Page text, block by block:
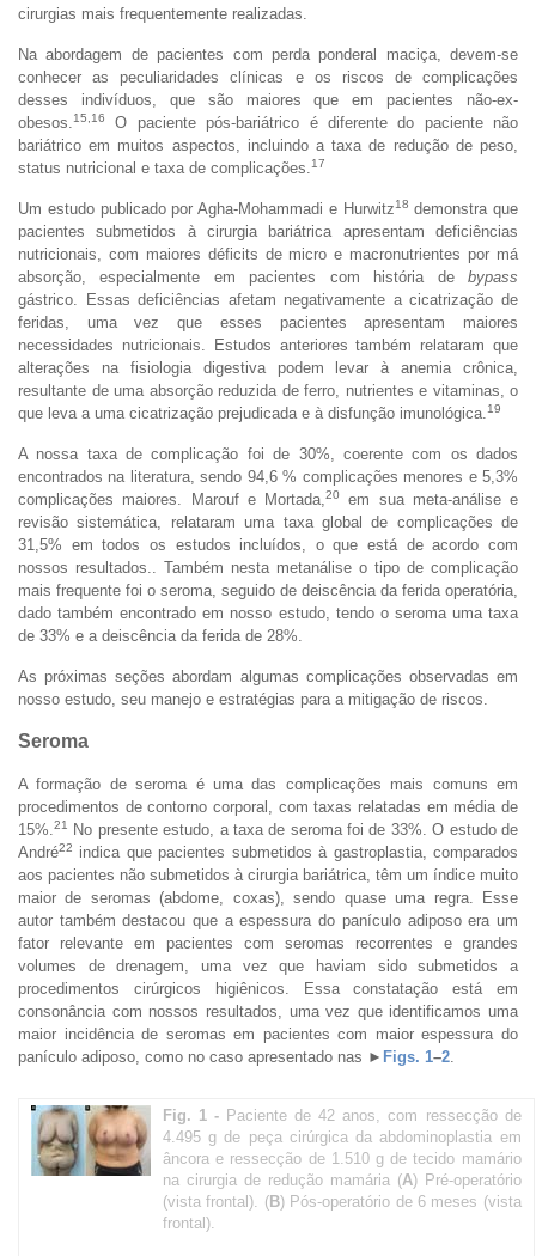
cirurgias mais frequentemente realizadas.
Na abordagem de pacientes com perda ponderal maciça, devem-se
conhecer as peculiaridades clínicas e os riscos de complicações
desses indivíduos, que são maiores que em pacientes não-ex-
obesos. 15,16
O paciente pós-bariátrico é diferente do paciente não
bariátrico em muitos aspectos, incluindo a taxa de redução de peso,
status nutricional e taxa de complicações. 17
Um estudo publicado por Agha-Mohammadi e Hurwitz18 demonstra que
pacientes submetidos à cirurgia bariátrica apresentam deficiências
nutricionais, com maiores déficits de micro e macronutrientes por má
absorção, especialmente em pacientes com história de bypass
gástrico. Essas deficiências afetam negativamente a cicatrização de
feridas, uma vez que esses pacientes apresentam maiores
necessidades nutricionais. Estudos anteriores também relataram que
alterações na fisiologia digestiva podem levar à anemia crônica,
resultante de uma absorção reduzida de ferro, nutrientes e vitaminas, o
que leva a uma cicatrização prejudicada e à disfunção imunológica. 19
A nossa taxa de complicação foi de 30%, coerente com os dados
encontrados na literatura, sendo 94,6 % complicações menores e 5,3%
complicações maiores. Marouf e Mortada, 20
em sua meta-análise e
revisão sistemática, relataram uma taxa global de complicações de
31,5% em todos os estudos incluídos, o que está de acordo com
nossos resultados.. Também nesta metanálise o tipo de complicação
mais frequente foi o seroma, seguido de deiscência da ferida operatória,
dado também encontrado em nosso estudo, tendo o seroma uma taxa
de 33% e a deiscência da ferida de 28%.
As próximas seções abordam algumas complicações observadas em
nosso estudo, seu manejo e estratégias para a mitigação de riscos.
Seroma
A formação de seroma é uma das complicações mais comuns em
procedimentos de contorno corporal, com taxas relatadas em média de
15%. 21
No presente estudo, a taxa de seroma foi de 33%. O estudo de
André22
indica que pacientes submetidos à gastroplastia, comparados
aos pacientes não submetidos à cirurgia bariátrica, têm um índice muito
maior de seromas (abdome, coxas), sendo quase uma regra. Esse
autor também destacou que a espessura do panículo adiposo era um
fator relevante em pacientes com seromas recorrentes e grandes
volumes de drenagem, uma vez que haviam sido submetidos a
procedimentos cirúrgicos higiênicos. Essa constatação está em
consonância com nossos resultados, uma vez que identificamos uma
maior incidência de seromas em pacientes com maior espessura do
panículo adiposo, como no caso apresentado nas ► Figs. 1–2
Fig. 1 - Paciente de 42 anos, com ressecção de
4.495 g de peça cirúrgica da abdominoplastia em
âncora e ressecção de 1.510 g de tecido mamário
na cirurgia de redução mamária (A) Pré-operatório
(vista frontal). (B) Pós-operatório de 6 meses (vista
frontal).